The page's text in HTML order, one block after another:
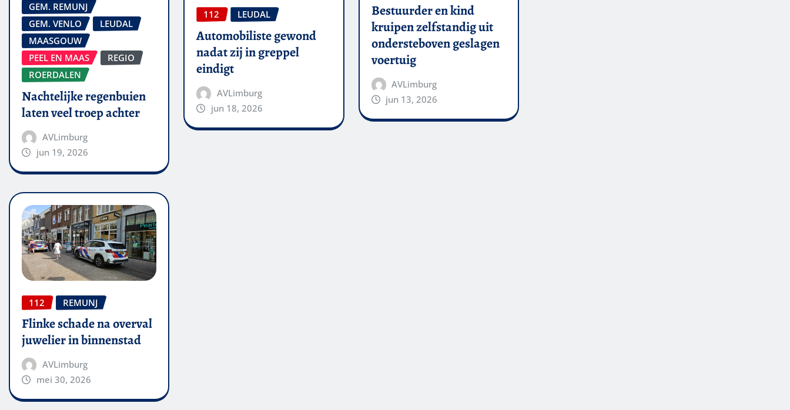
GEM. REMUNJ
GEM. VENLO
LEUDAL
MAASGOUW
PEEL EN MAAS
REGIO
ROERDALEN
Nachtelijke regenbuien
laten veel troep achter
AVLimburg
jun 19, 2026
112 LEUDAL
Automobiliste gewond
nadat zij in greppel
eindigt
AVLimburg
jun 18, 2026
Bestuurder en kind
kruipen zelfstandig uit
ondersteboven geslagen
voertuig
AVLimburg
jun 13, 2026
112 REMUNJ
Flinke schade na overval
juwelier in binnenstad
AVLimburg
mei 30, 2026